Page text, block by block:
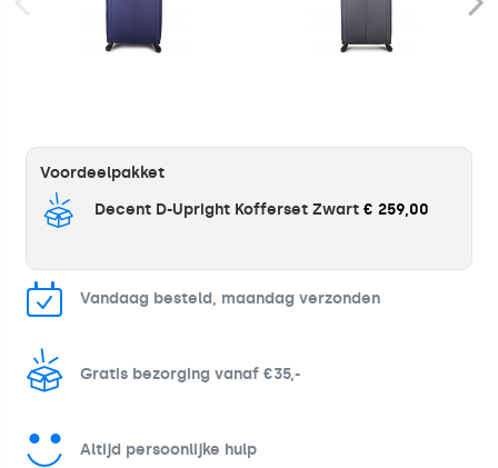
Voordeelpakket
Decent D-Upright Kofferset Zwart € 259,00
Vandaag besteld, maandag verzonden
Gratis bezorging vanaf €35,-
Altijd persoonlijke hulp